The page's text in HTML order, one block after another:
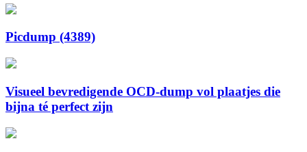
Picdump (4389)
Visueel bevredigende OCD-dump vol plaatjes die
bijna té perfect zijn